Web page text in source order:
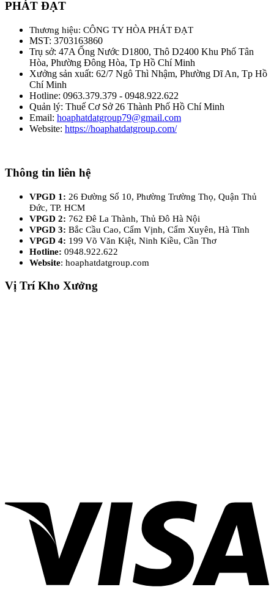
PHÁT ĐẠT
Thương hiệu: CÔNG TY HÒA PHÁT ĐẠT
MST: 3703163860
Trụ sở: 47A Ống Nước D1800, Thô D2400 Khu Phố Tân
Hòa, Phường Đông Hòa, Tp Hồ Chí Minh
Xưởng sản xuất: 62/7 Ngô Thì Nhậm, Phường Dĩ An, Tp Hồ
Chí Minh
Hotline: 0963.379.379 - 0948.922.622
Quản lý: Thuế Cơ Sở 26 Thành Phố Hồ Chí Minh
Email: hoaphatdatgroup79@gmail.com
Website: https://hoaphatdatgroup.com/
Thông tin liên hệ
VPGD 1: 26 Đường Số 10, Phường Trường Thọ, Quận Thủ
Đức, TP. HCM
VPGD 2: 762 Đê La Thành, Thủ Đô Hà Nội
VPGD 3: Bắc Cầu Cao, Cẩm Vịnh, Cẩm Xuyên, Hà Tĩnh
VPGD 4: 199 Võ Văn Kiệt, Ninh Kiều, Cần Thơ
Hotline: 0948.922.622
Website: hoaphatdatgroup.com
Vị Trí Kho Xưởng